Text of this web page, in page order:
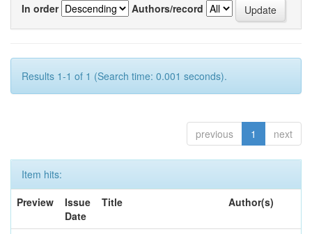
In order
Authors/record
Results 1-1 of 1 (Search time: 0.001 seconds).
previous 1 next
Item hits:
Preview
Issue
Date
Title Author(s)